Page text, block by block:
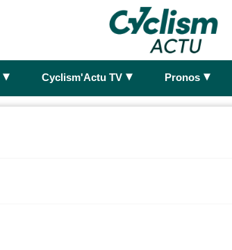
► Cyclism'Actu TV ► Pronos ►